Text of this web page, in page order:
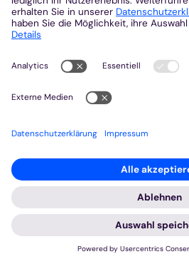
2025 © Bistum Aachen
Datenschutzerklärung